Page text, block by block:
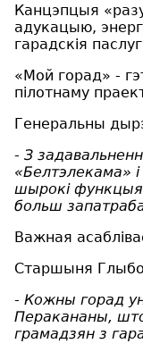
Канцэпцыя
адукацыю,
гарадскія
«Мой горад» -
пілотнаму
Генеральны
- З
«Белтэлекама»
шырокі
больш
Важная
Старшыня
- Кожны горад
Перакананы,
грамадзян з